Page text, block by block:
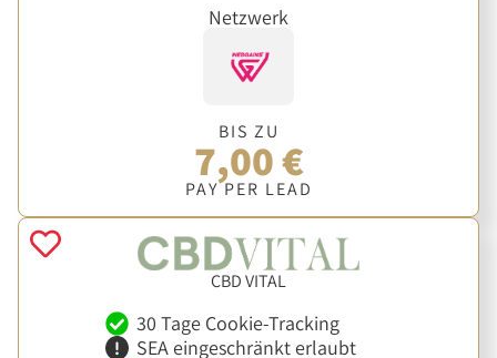
Netzwerk
BIS ZU
7,00 €
PAY PER LEAD
CBD VITAL
30 Tage Cookie-Tracking
SEA eingeschränkt erlaubt